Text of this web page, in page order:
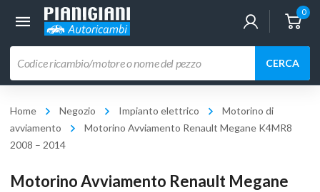
0
prodotti
CERCA
Home Negozio Impianto elettrico
Motorino di
avviamento
Motorino Avviamento Renault Megane K4MR8
2008 – 2014
Motorino Avviamento Renault Megane